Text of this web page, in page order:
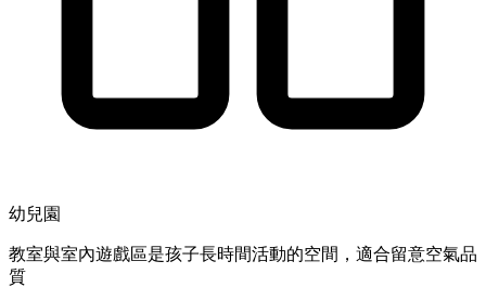
幼兒園
教室與室內遊戲區是孩子長時間活動的空間，適合留意空氣品
質